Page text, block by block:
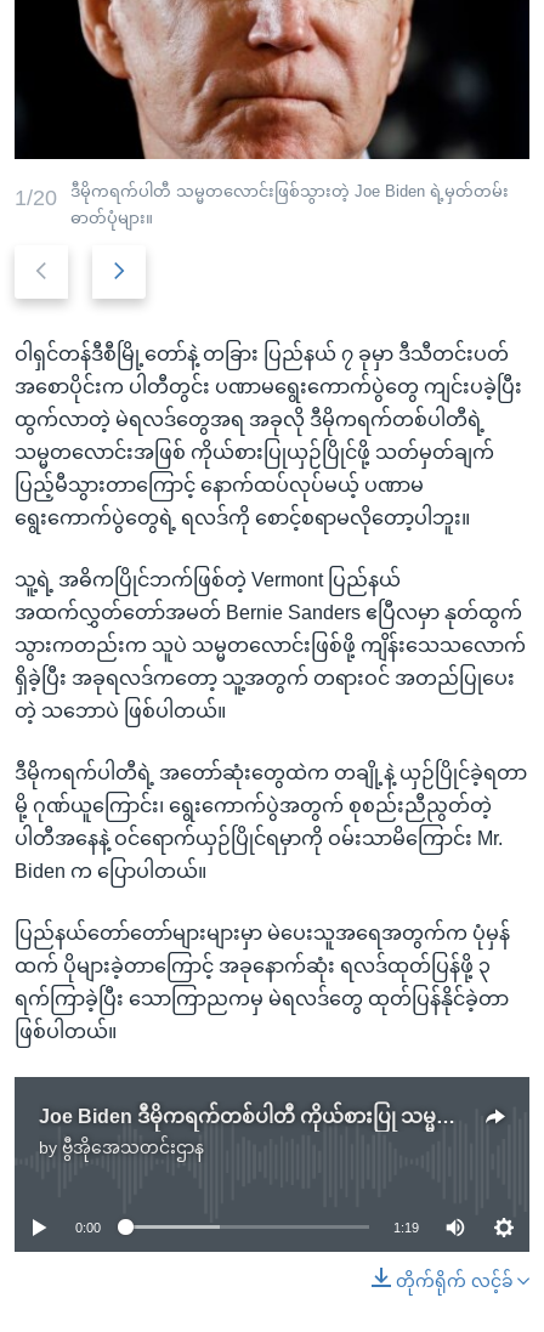
1/20
ဒီမိုကရက်ပါတီ သမ္မတလောင်းဖြစ်သွားတဲ့ Joe Biden ရဲ့မှတ်တမ်း
ဓာတ်ပုံများ။
v
i
o
u
s
s
i
d
e
t
s
l
i
d
e
ဝါရှင်တန်ဒီစီမြို့တော်နဲ့ တခြား ပြည်နယ် ၇ ခုမှာ ဒီသီတင်းပတ်
အစောပိုင်းက ပါတီတွင်း ပဏာမရွေးကောက်ပွဲတွေ ကျင်းပခဲ့ပြီး
ထွက်လာတဲ့ မဲရလဒ်တွေအရ အခုလို ဒီမိုကရက်တစ်ပါတီရဲ့
သမ္မတလောင်းအဖြစ် ကိုယ်စားပြုယှဉ်ပြိုင်ဖို့ သတ်မှတ်ချက်
ပြည့်မီသွားတာကြောင့် နောက်ထပ်လုပ်မယ့် ပဏာမ
ရွေးကောက်ပွဲတွေရဲ့ ရလဒ်ကို စောင့်စရာမလိုတော့ပါဘူး။
သူ့ရဲ့ အဓိကပြိုင်ဘက်ဖြစ်တဲ့ Vermont ပြည်နယ်
အထက်လွှတ်တော်အမတ် Bernie Sanders ဧပြီလမှာ နုတ်ထွက်
သွားကတည်းက သူပဲ သမ္မတလောင်းဖြစ်ဖို့ ကျိန်းသေသလောက်
ရှိခဲ့ပြီး အခုရလဒ်ကတော့ သူ့အတွက် တရားဝင် အတည်ပြုပေး
တဲ့ သဘောပဲ ဖြစ်ပါတယ်။
ဒီမိုကရက်ပါတီရဲ့ အတော်ဆုံးတွေထဲက တချို့နဲ့ ယှဉ်ပြိုင်ခဲ့ရတာ
မို့ ဂုဏ်ယူကြောင်း၊ ရွေးကောက်ပွဲအတွက် စုစည်းညီညွတ်တဲ့
ပါတီအနေနဲ့ ဝင်ရောက်ယှဉ်ပြိုင်ရမှာကို ဝမ်းသာမိကြောင်း Mr.
Biden က ပြောပါတယ်။
ပြည်နယ်တော်တော်များများမှာ မဲပေးသူအရေအတွက်က ပုံမှန်
ထက် ပိုများခဲ့တာကြောင့် အခုနောက်ဆုံး ရလဒ်ထုတ်ပြန်ဖို့ ၃
ရက်ကြာခဲ့ပြီး သောကြာညကမှ မဲရလဒ်တွေ ထုတ်ပြန်နိုင်ခဲ့တာ
ဖြစ်ပါတယ်။
Joe Biden ဒီမိုကရက်တစ်ပါတီ ကိုယ်စားပြု သမ္မတလောင်း ဖြစ်သွားပြီ
by ဗွီအိုအေသတင်းဌာန
No media source currently available
0:00 1:19
တိုက်ရိုက် လင့်ခ်